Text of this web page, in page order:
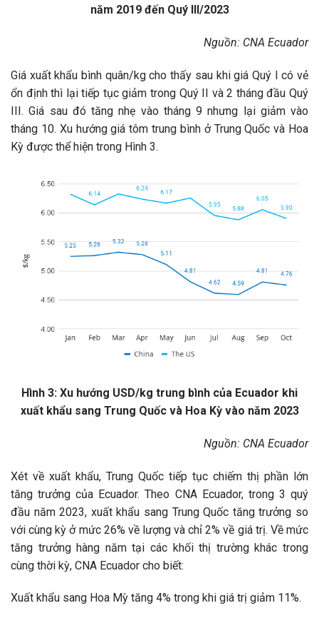
năm 2019 đến Quý III/2023
Nguồn: CNA Ecuador
Giá xuất khẩu bình quân/kg cho thấy sau khi giá Quý I có vẻ
ổn định thì lại tiếp tục giảm trong Quý II và 2 tháng đầu Quý
III. Giá sau đó tăng nhẹ vào tháng 9 nhưng lại giảm vào
tháng 10. Xu hướng giá tôm trung bình ở Trung Quốc và Hoa
Kỳ được thể hiện trong Hình 3.
Hình 3: Xu hướng USD/kg trung bình của Ecuador khi
xuất khẩu sang Trung Quốc và Hoa Kỳ vào năm 2023
Nguồn: CNA Ecuador
Xét về xuất khẩu, Trung Quốc tiếp tục chiếm thị phần lớn
tăng trưởng của Ecuador. Theo CNA Ecuador, trong 3 quý
đầu năm 2023, xuất khẩu sang Trung Quốc tăng trưởng so
với cùng kỳ ở mức 26% về lượng và chỉ 2% về giá trị. Về mức
tăng trưởng hàng năm tại các khối thị trường khác trong
cùng thời kỳ, CNA Ecuador cho biết:
Xuất khẩu sang Hoa Mỳ tăng 4% trong khi giá trị giảm 11%.